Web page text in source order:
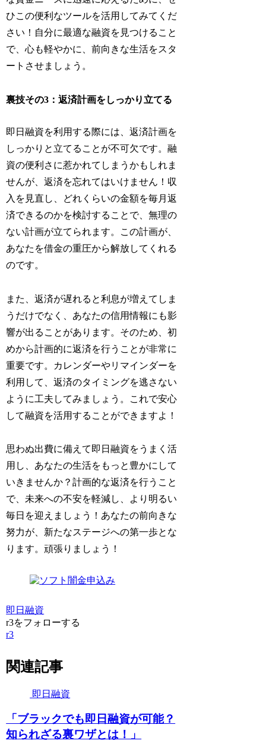
ひこの便利なツールを活用してみてくだ
さい！自分に最適な融資を見つけること
で、心も軽やかに、前向きな生活をスタ
ートさせましょう。
裏技その3：返済計画をしっかり立てる
即日融資を利用する際には、返済計画を
しっかりと立てることが不可欠です。融
資の便利さに惹かれてしまうかもしれま
せんが、返済を忘れてはいけません！収
入を見直し、どれくらいの金額を毎月返
済できるのかを検討することで、無理の
ない計画が立てられます。この計画が、
あなたを借金の重圧から解放してくれる
のです。
また、返済が遅れると利息が増えてしま
うだけでなく、あなたの信用情報にも影
響が出ることがあります。そのため、初
めから計画的に返済を行うことが非常に
重要です。カレンダーやリマインダーを
利用して、返済のタイミングを逃さない
ように工夫してみましょう。これで安心
して融資を活用することができますよ！
思わぬ出費に備えて即日融資をうまく活
用し、あなたの生活をもっと豊かにして
いきませんか？計画的な返済を行うこと
で、未来への不安を軽減し、より明るい
毎日を迎えましょう！あなたの前向きな
努力が、新たなステージへの第一歩とな
ります。頑張りましょう！
即日融資
r3をフォローする
r3
関連記事
即日融資
「ブラックでも即日融資が可能？
知られざる裏ワザとは！」